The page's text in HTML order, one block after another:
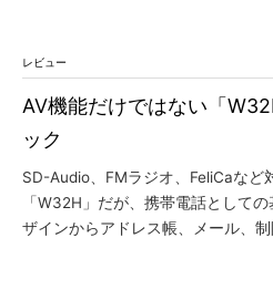
レビュー
AV機能だけではない「
ック
SD-Audio、FMラジオ、FeliCaなど
「W32H」だが、携帯電話として
ザインからアドレス帳、メール、